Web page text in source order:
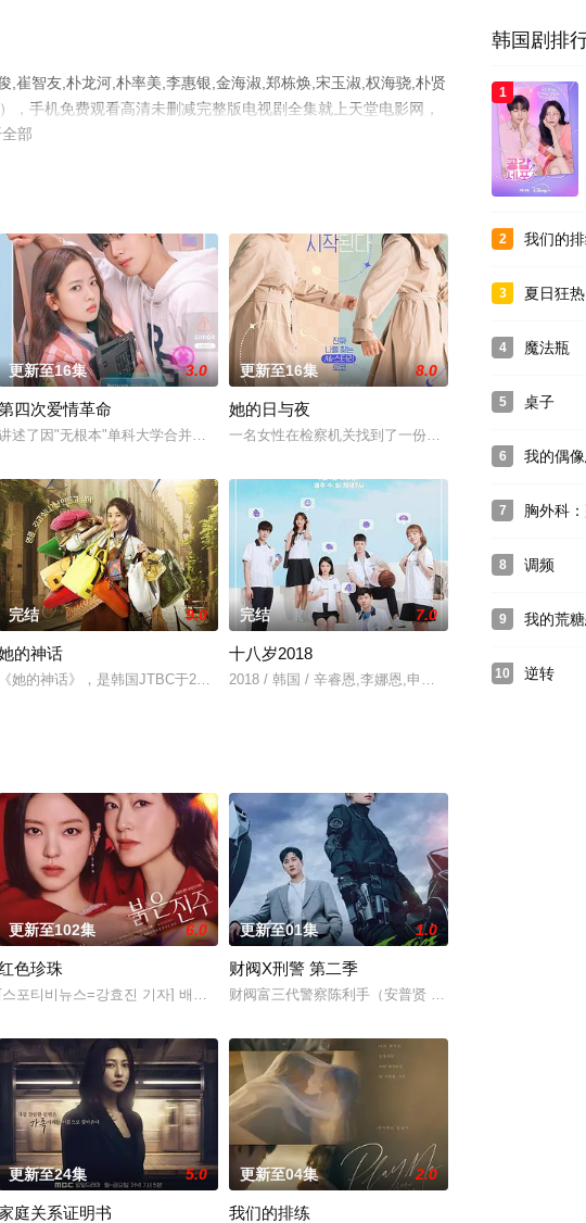
崔智友,朴龙河,朴率美,李惠银,金海淑,郑栋焕,宋玉淑,权海骁,朴贤
手机免费观看高清未删减完整版电视剧全集就上天堂电影网，
部
现愿望的面包”的天才糕点师韩道宇（
世界》，讲述了保险公司调查员主人公卷入一名女教师死亡引发的神秘案件的故事。
更新至16集 3.0
四次爱情革命
述了因"无根本"单科大学合并，计算机工学系和模特专业成为同一专业之后展开的大胆的青春
更新至16集 8.0
她的日与夜
一名女性在检察机关找到了一份实习工作，因为她的年
直男在办公室里进行欲擒故纵的浪漫电视剧，讲
专业离婚律师们的爱情和人生成长故事。
完结 9.0
的神话
《她的神话》，是韩国JTBC于2013年8月5日起播出的月火连续剧。由崔贞媛、金桢勋、孙恩
完结 7.0
十八岁2018
2018 / 韩国 / 辛睿恩,李娜恩,申承浩,金东希,金秀贤,柳义贤
婆，真实身份却是4年前突然隐退的杀手“翠鸟”。产假
英,金惠玉,鲜于在德,尹多勋,文喜京,李商淑,郑孝彬,李家豪,郑永琡
更新至102集 6.0
色珍珠
[스포티비뉴스=강효진 기자] 배우 박진희가 본격 컴백 활동에 나선다. 7일 스포티비뉴스 취재
更新至01集 1.0
财阀X刑警 第二季
财阀富三代警察陈利手（安普贤 饰）华丽回归，完美蜕
更新至24集 5.0
庭关系证明书
更新至04集 2.0
我们的排练
韩国剧排
1
2 我们的
3 夏日狂热
4 魔法瓶
5 桌子
6 我的偶
7 胸外科
8 调频
9 我的荒
10 逆转